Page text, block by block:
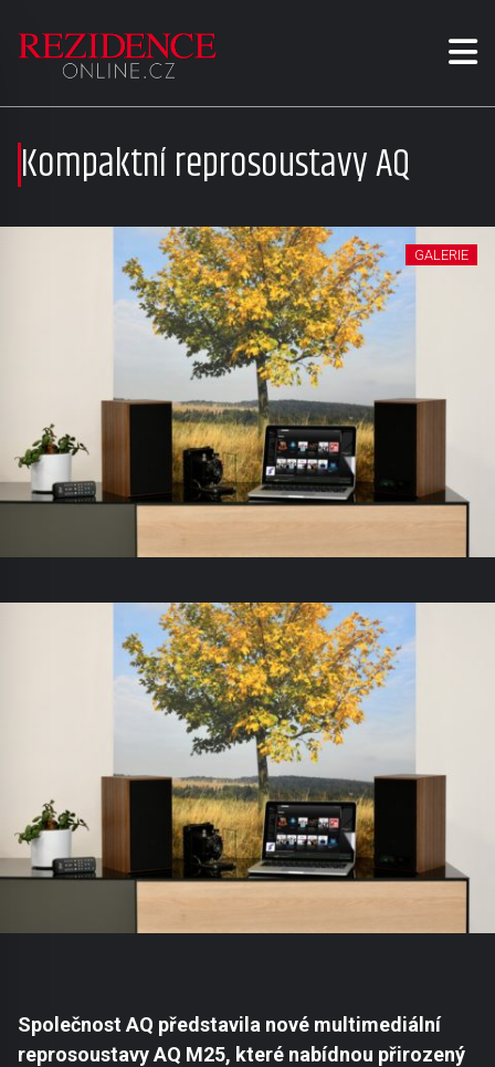
Kompaktní reprosoustavy AQ
GALERIE
Společnost AQ představila nové multimediální
reprosoustavy AQ M25, které nabídnou přirozený